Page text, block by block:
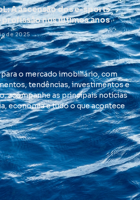
A ascensão dos e-sports
profissão nos últimos anos
de 2025
o mercado imobiliário, com
tendências, investimentos e
acompanhe as principais notícias
economia e tudo o que acontece